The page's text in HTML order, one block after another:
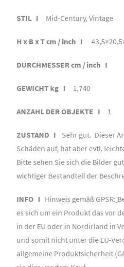
STIL I Mid-Century, Vintage
H x B x T cm / inch I
DURCHMESSER cm / inch I
GEWICHT kg I 1,740
ANZAHL DER OBJEKTE I 1
ZUSTAND I Sehr gut. Dieser
Schäden auf, hat aber evtl.
Bitte sehen Sie sich die Bilder
wichtiger Bestandteil der
INFO I Hinweis gemäß GPSR:
es sich um ein Produkt das vor
in der EU oder in Nordirland in
und somit nicht unter die EU-
allgemeine Produktsicherheit